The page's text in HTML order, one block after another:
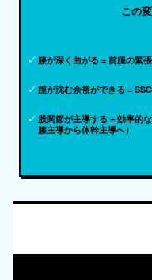
この
✓ 膝が深く曲がる = 前腿の緊
✓ 踵が沈む余裕ができる =
✓ 股関節が主導する = 効率的
膝主導から体幹主導へ）